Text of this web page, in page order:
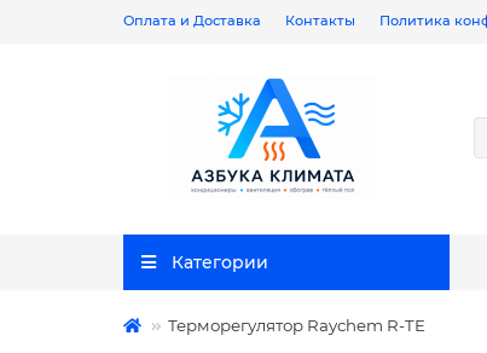
Оплата и Доставка Контакты Политика
Категории
Терморегулятор Raychem R-TE